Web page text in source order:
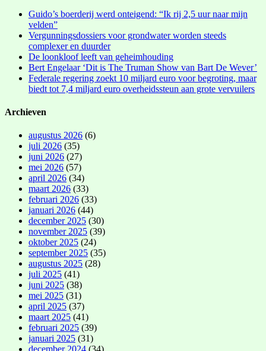
Guido’s boerderij werd onteigend: “Ik rij 2,5 uur naar mijn
velden”
Vergunningsdossiers voor grondwater worden steeds
complexer en duurder
De loonkloof leeft van geheimhouding
Bert Engelaar ‘Dit is The Truman Show van Bart De Wever’
Federale regering zoekt 10 miljard euro voor begroting, maar
biedt tot 7,4 miljard euro overheidssteun aan grote vervuilers
Archieven
augustus 2026 (6)
juli 2026 (35)
juni 2026 (27)
mei 2026 (57)
april 2026 (34)
maart 2026 (33)
februari 2026 (33)
januari 2026 (44)
december 2025 (30)
november 2025 (39)
oktober 2025 (24)
september 2025 (35)
augustus 2025 (28)
juli 2025 (41)
juni 2025 (38)
mei 2025 (31)
april 2025 (37)
maart 2025 (41)
februari 2025 (39)
januari 2025 (31)